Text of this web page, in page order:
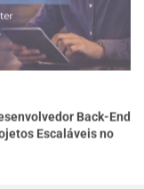
Back-End
Escaláveis no